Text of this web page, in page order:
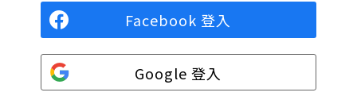
Facebook 登入
Google 登入